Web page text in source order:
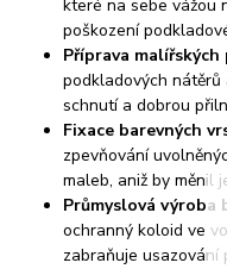
které na sebe vážou
poškození
Příprava
podkladových nátěrů
schnutí a dobrou
Fixace barevných
zpevňování
maleb, aniž by měnil
Průmyslová výroba
ochranný koloid ve
zabraňuje